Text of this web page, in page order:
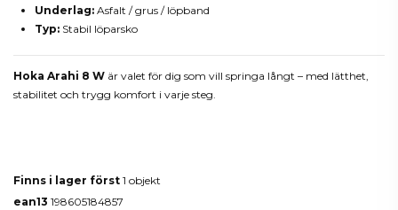
Underlag: Asfalt / grus / löpband
Typ: Stabil löparsko
Hoka Arahi 8 W är valet för dig som vill springa långt – med lätthet,
stabilitet och trygg komfort i varje steg.
Finns i lager först 1 objekt
ean13 198605184857